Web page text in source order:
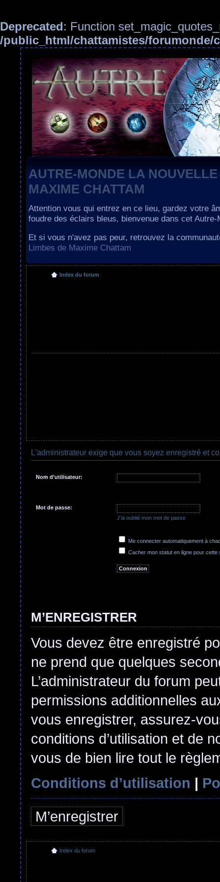
Deprecated: Function
/public_html/chattamistes/forumonde/
AUTRE-MONDE LA
MAXIME CHATTAM
Attention vous qui entrez en ce lieu, gardez votre
foudre des éclairs bleus, bienvenue dans cet Autre-
Et si vous n'avez pas peur, retrouvez la
Limbes de Maxime Chattam
Index du forum
L’administrateur exige que vous soyez enregistré et
Nom d’utilisateur:
Mot de passe:
J’ai oublié mon mot de passe
Me connecter automatiquement à
Cacher mon statut en ligne pour cette
M’ENREGISTRER
Vous devez être enregistré
ne prend que quelques
L’administrateur du forum
permissions additionnelles
vous enregistrer, assurez-
conditions d’utilisation et de
vous de bien lire tout le
Conditions d’utilisation |
M’enregistrer
Index du forum